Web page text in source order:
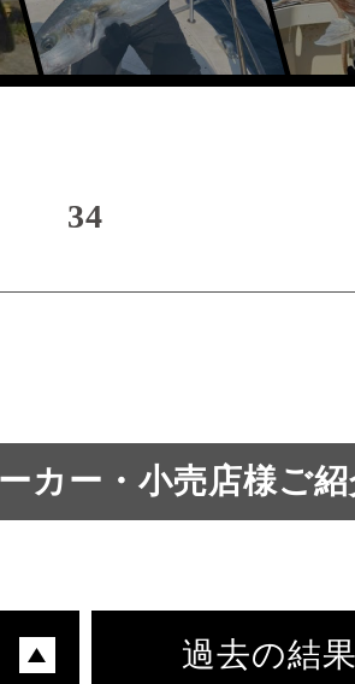
34
カー・小売店様ご
過去の結